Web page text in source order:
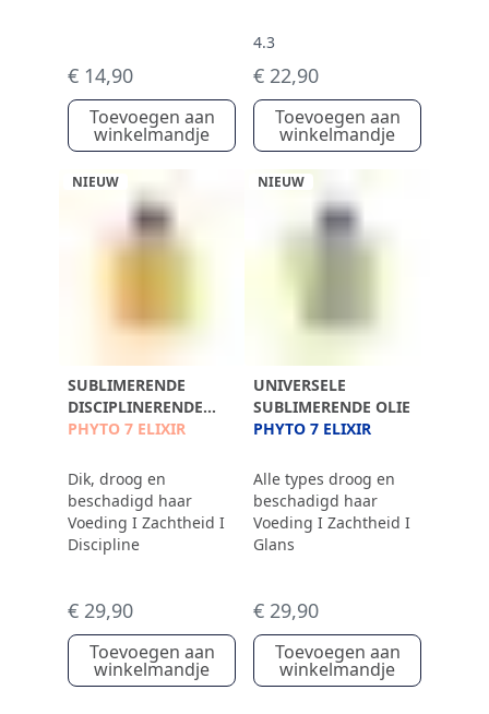
€ 14,90
Toevoegen aan
winkelmandje
4.3
€ 22,90
Toevoegen aan
winkelmandje
NIEUW
SUBLIMERENDE
DISCIPLINERENDE
OLIE
PHYTO 7 ELIXIR
Dik, droog en
beschadigd haar
Voeding I Zachtheid I
Discipline
€ 29,90
Toevoegen aan
winkelmandje
NIEUW
UNIVERSELE
SUBLIMERENDE OLIE
PHYTO 7 ELIXIR
Alle types droog en
beschadigd haar
Voeding I Zachtheid I
Glans
€ 29,90
Toevoegen aan
winkelmandje